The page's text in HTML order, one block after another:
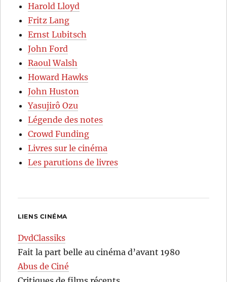
Harold Lloyd
Fritz Lang
Ernst Lubitsch
John Ford
Raoul Walsh
Howard Hawks
John Huston
Yasujirô Ozu
Légende des notes
Crowd Funding
Livres sur le cinéma
Les parutions de livres
LIENS CINÉMA
DvdClassiks
Fait la part belle au cinéma d’avant 1980
Abus de Ciné